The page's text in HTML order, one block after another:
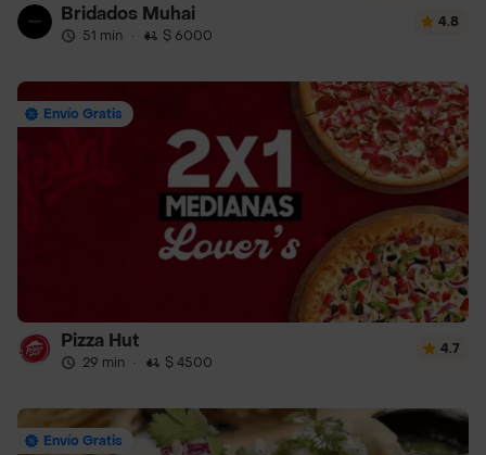
Bridados Muhai
51 min · $ 6000
4.8
Envío Gratis
Pizza Hut
29 min · $ 4500
4.7
Envío Gratis